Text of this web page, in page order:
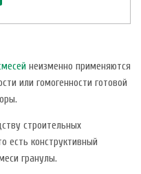
неизменно применяются
или гомогенности готовой
строительных
есть конструктивный
гранулы.